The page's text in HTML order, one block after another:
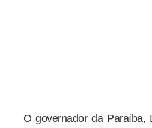
O governador da Paraíba,